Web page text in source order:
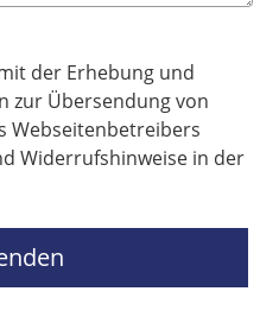
der Erhebung und
zur Übersendung von
Webseitenbetreibers
Widerrufshinweise in der